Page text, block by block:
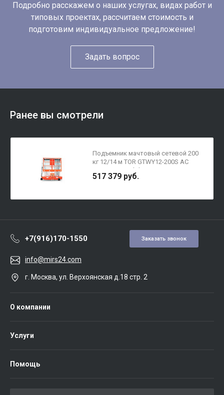
Подробно расскажем о наших услугах, видах работ и
типовых проектах, рассчитаем стоимость и
подготовим индивидуальное предложение!
Задать вопрос
Ранее вы смотрели
Подъемник мачтовый сетевой 200
кг 12/14 м TOR GTWY12-200S AC
220В 2-мачт. (G)
517 379 руб.
+7(916)170-1550 Заказать звонок
info@mirs24.com
г. Москва, ул. Верхоянская д.18 стр. 2
О компании
Услуги
Помощь